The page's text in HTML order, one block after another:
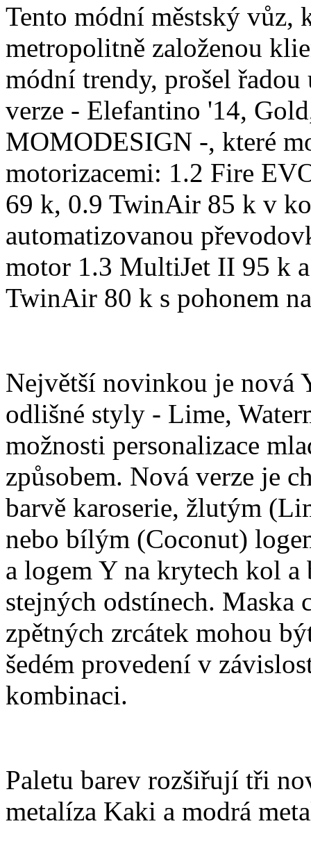
Tento módní městský vůz,
metropolitně založenou
módní trendy, prošel
verze - Elefantino '14,
MOMODESIGN -, které
motorizacemi: 1.2 Fire
69 k, 0.9 TwinAir 85 k v
automatizovanou
motor 1.3 MultiJet II 95 k
TwinAir 80 k s pohonem
Největší novinkou je nová
odlišné styly - Lime,
možnosti personalizace
způsobem. Nová verze je
barvě karoserie, žlutým
nebo bílým (Coconut)
a logem Y na krytech kol
stejných odstínech. Maska
zpětných zrcátek mohou
šedém provedení v
kombinaci.
Paletu barev rozšiřují tři
metalíza Kaki a modrá